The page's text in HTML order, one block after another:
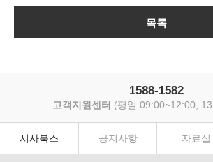
목록
1588-1582
고객지원센터 (평일 09:00~12:00,
시사북스 공지사항 자료실